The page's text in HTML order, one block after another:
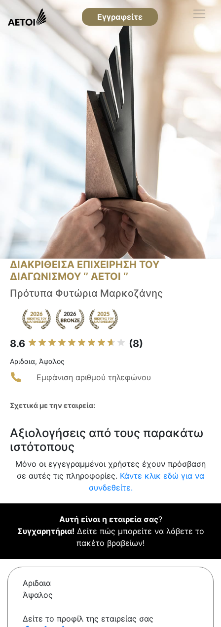
Εγγραφείτε
ΔΙΑΚΡΙΘΕΙΣΑ ΕΠΙΧΕΙΡΗΣΗ ΤΟΥ
ΔΙΑΓΩΝΙΣΜΟΥ ‘’ ΑΕΤΟΙ ‘’
Πρότυπα Φυτώρια Μαρκοζάνης
8.6 (8)
Αριδαια, Άψαλος
Εμφάνιση αριθμού τηλεφώνου
Σχετικά με την εταιρεία:
Αξιολογήσεις από τους παρακάτω
ιστότοπους
Μόνο οι εγγεγραμμένοι χρήστες έχουν πρόσβαση
σε αυτές τις πληροφορίες. Κάντε κλικ εδώ για να
συνδεθείτε.
Αυτή είναι η εταιρεία σας?
Συγχαρητήρια! Δείτε πώς μπορείτε να λάβετε το
πακέτο βραβείων!
Αριδαια
Άψαλος
Δείτε το προφίλ της εταιρείας σας